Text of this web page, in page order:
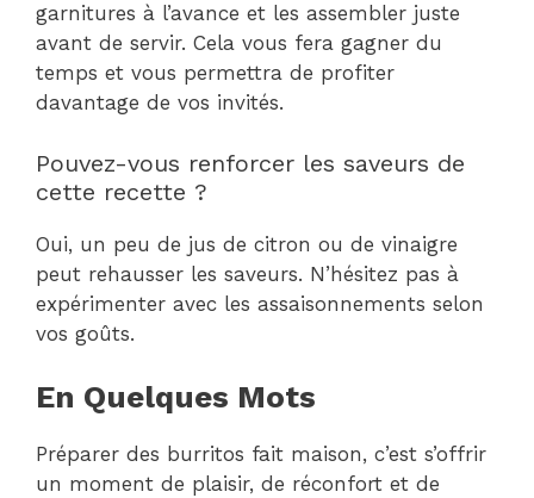
garnitures à l’avance et les assembler juste
avant de servir. Cela vous fera gagner du
temps et vous permettra de profiter
davantage de vos invités.
Pouvez-vous renforcer les saveurs de
cette recette ?
Oui, un peu de jus de citron ou de vinaigre
peut rehausser les saveurs. N’hésitez pas à
expérimenter avec les assaisonnements selon
vos goûts.
En Quelques Mots
Préparer des burritos fait maison, c’est s’offrir
un moment de plaisir, de réconfort et de